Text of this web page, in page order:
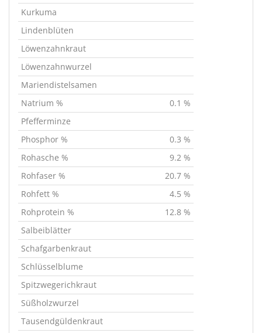
Kurkuma
Lindenblüten
Löwenzahnkraut
Löwenzahnwurzel
Mariendistelsamen
Natrium %
0.1 %
Pfefferminze
Phosphor %
0.3 %
Rohasche %
9.2 %
Rohfaser %
20.7 %
Rohfett %
4.5 %
Rohprotein %
12.8 %
Salbeiblätter
Schafgarbenkraut
Schlüsselblume
Spitzwegerichkraut
Süßholzwurzel
Tausendgüldenkraut